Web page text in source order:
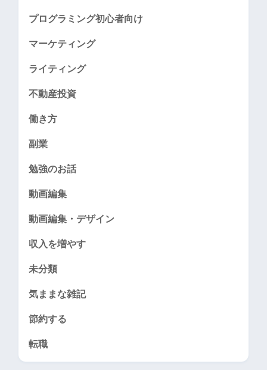
プログラミング初心者向け
マーケティング
ライティング
不動産投資
働き方
副業
勉強のお話
動画編集
動画編集・デザイン
収入を増やす
未分類
気ままな雑記
節約する
転職